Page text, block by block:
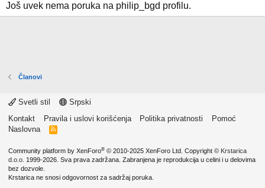
Još uvek nema poruka na philip_bgd profilu.
Članovi
Svetli stil
Srpski
Kontakt
Pravila i uslovi korišćenja Politika privatnosti
Pomoć
Naslovna
R
Community platform by XenForo® © 2010-2025 XenForo Ltd. Copyright © Krstarica
d.o.o. 1999-2026. Sva prava zadržana. Zabranjena je reprodukcija u celini i u delovima
bez dozvole.
Krstarica ne snosi odgovornost za sadržaj poruka.